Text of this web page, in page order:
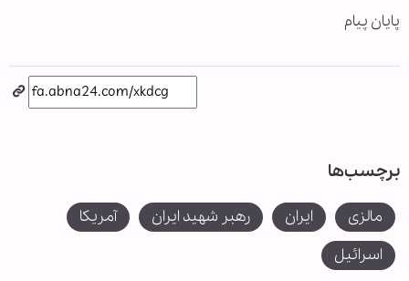
پایان پیام
برچسب‌ها
مالزی ایران رهبر شهید ایران
آمریکا
اسرائیل